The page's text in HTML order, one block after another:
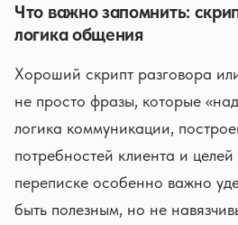
Что важно запомнить:
логика общения
Хороший скрипт разговора
не просто фразы, которые
логика коммуникации,
потребностей клиента и
переписке особенно важно
быть полезным, но не